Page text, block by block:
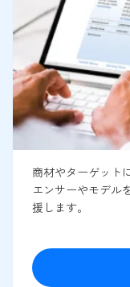
商材やターゲット
エンサーやモデル
援します。